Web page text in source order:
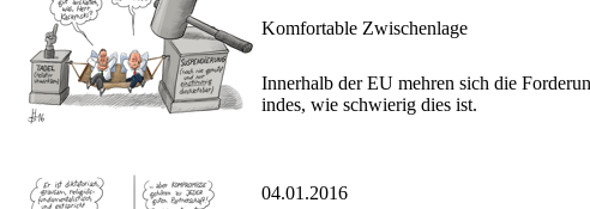
Komfortable Zwischenlage
Innerhalb der EU mehren sich die
indes, wie schwierig dies ist.
04.01.2016